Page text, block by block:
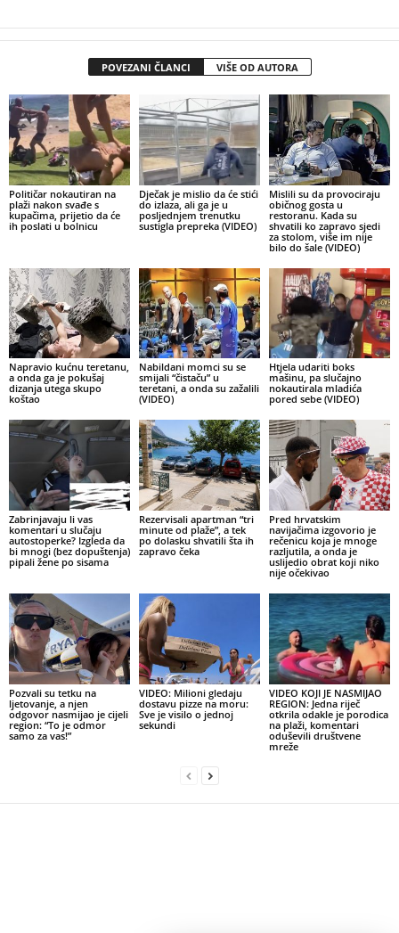
POVEZANI ČLANCI VIŠE OD AUTORA
Političar nokautiran na
plaži nakon svađe s
kupačima, prijetio da će
ih poslati u bolnicu
Dječak je mislio da će stići
do izlaza, ali ga je u
posljednjem trenutku
sustigla prepreka (VIDEO)
Mislili su da provociraju
običnog gosta u
restoranu. Kada su
shvatili ko zapravo sjedi
za stolom, više im nije
bilo do šale (VIDEO)
Napravio kućnu teretanu,
a onda ga je pokušaj
dizanja utega skupo
koštao
Nabildani momci su se
smijali “čistaču” u
teretani, a onda su zažalili
(VIDEO)
Htjela udariti boks
mašinu, pa slučajno
nokautirala mladića
pored sebe (VIDEO)
Zabrinjavaju li vas
komentari u slučaju
autostoperke? Izgleda da
bi mnogi (bez dopuštenja)
pipali žene po sisama
Rezervisali apartman “tri
minute od plaže”, a tek
po dolasku shvatili šta ih
zapravo čeka
Pred hrvatskim
navijačima izgovorio je
rečenicu koja je mnoge
razljutila, a onda je
uslijedio obrat koji niko
nije očekivao
Pozvali su tetku na
ljetovanje, a njen
odgovor nasmijao je cijeli
region: “To je odmor
samo za vas!”
VIDEO: Milioni gledaju
dostavu pizze na moru:
Sve je visilo o jednoj
sekundi
VIDEO KOJI JE NASMIJAO
REGION: Jedna riječ
otkrila odakle je porodica
na plaži, komentari
oduševili društvene
mreže